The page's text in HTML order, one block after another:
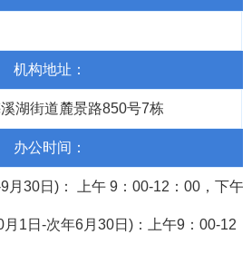
机构地址：
湖街道麓景路850号7栋
办公时间：
月30日)： 上午 9：00-12：00，下午
1日-次年6月30日)：上午9：00-12：